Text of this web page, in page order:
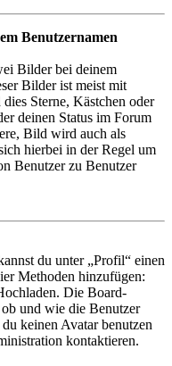
Benutzernamen
Bilder bei deinem
Bilder ist meist mit
Sterne, Kästchen oder
deinen Status im Forum
Bild wird auch als
hierbei in der Regel um
Benutzer zu Benutzer
du unter „Profil“ einen
Methoden hinzufügen:
Die Board-
und wie die Benutzer
keinen Avatar benutzen
kontaktieren.